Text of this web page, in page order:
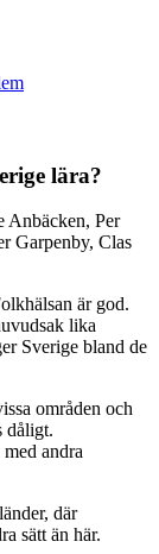
lära?
Anbäcken, Per
Garpenby, Clas
är god.
lika
Sverige bland de
områden och
dåligt.
andra
där
sätt än här.